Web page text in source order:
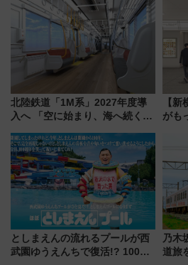
よりスタート
北陸鉄道「1M系」2027年度導
入へ 「空に始まり、海へ続く」
神秘的なデザイン
【
がも
ン
としまえんの流れるプールが西
武園ゆうえんちで復活!? 100周
乃木
道旅